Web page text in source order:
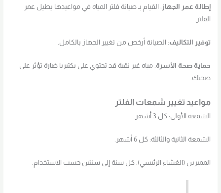
إطالة عمر الجهاز : القيام بـ صيانة فلتر المياه في مواعيدها يطيل عمر
الفلتر.
توفير التكاليف: الصيانة أرخص من تغيير الجهاز بالكامل.
حماية صحة الأسرة: مياه غير نقية قد تحتوي على بكتيريا ضارة تؤثر على
صحتك.
مواعيد تغيير شمعات الفلتر
الشمعة الأولى: كل 3 أشهر.
الشمعة الثانية والثالثة: كل 6 أشهر.
الممبرين (الغشاء الرئيسي): كل سنة إلى سنتين حسب الاستخدام.